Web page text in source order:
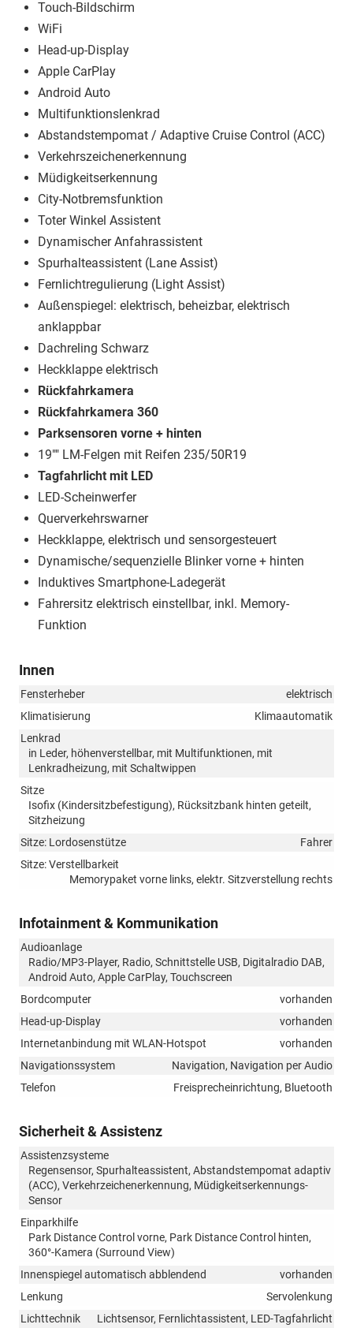
Touch-Bildschirm
WiFi
Head-up-Display
Apple CarPlay
Android Auto
Multifunktionslenkrad
Abstandstempomat / Adaptive Cruise Control (ACC)
Verkehrszeichenerkennung
Müdigkeitserkennung
City-Notbremsfunktion
Toter Winkel Assistent
Dynamischer Anfahrassistent
Spurhalteassistent (Lane Assist)
Fernlichtregulierung (Light Assist)
Außenspiegel: elektrisch, beheizbar, elektrisch
anklappbar
Dachreling Schwarz
Heckklappe elektrisch
Rückfahrkamera
Rückfahrkamera 360
Parksensoren vorne + hinten
19"" LM-Felgen mit Reifen 235/50R19
Tagfahrlicht mit LED
LED-Scheinwerfer
Querverkehrswarner
Heckklappe, elektrisch und sensorgesteuert
Dynamische/sequenzielle Blinker vorne + hinten
Induktives Smartphone-Ladegerät
Fahrersitz elektrisch einstellbar, inkl. Memory-
Funktion
Innen
Fensterheber
elektrisch
Klimatisierung
Klimaautomatik
Lenkrad
in Leder, höhenverstellbar, mit Multifunktionen, mit
Lenkradheizung, mit Schaltwippen
Sitze
Isofix (Kindersitzbefestigung), Rücksitzbank hinten geteilt,
Sitzheizung
Sitze: Lordosenstütze
Fahrer
Sitze: Verstellbarkeit
Memorypaket vorne links, elektr. Sitzverstellung rechts
Infotainment & Kommunikation
Audioanlage
Radio/MP3-Player, Radio, Schnittstelle USB, Digitalradio DAB,
Android Auto, Apple CarPlay, Touchscreen
Bordcomputer
vorhanden
Head-up-Display
vorhanden
Internetanbindung mit WLAN-Hotspot
vorhanden
Navigationssystem
Navigation, Navigation per Audio
Telefon
Freisprecheinrichtung, Bluetooth
Sicherheit & Assistenz
Assistenzsysteme
Regensensor, Spurhalteassistent, Abstandstempomat adaptiv
(ACC), Verkehrzeichenerkennung, Müdigkeitserkennungs-
Sensor
Einparkhilfe
Park Distance Control vorne, Park Distance Control hinten,
360°-Kamera (Surround View)
Innenspiegel automatisch abblendend
vorhanden
Lenkung
Servolenkung
Lichttechnik
Lichtsensor, Fernlichtassistent, LED-Tagfahrlicht